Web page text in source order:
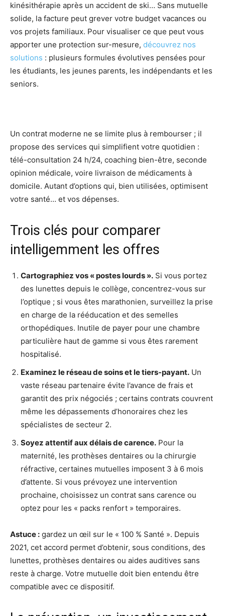
kinésithérapie après un accident de ski… Sans mutuelle
solide, la facture peut grever votre budget vacances ou
vos projets familiaux. Pour visualiser ce que peut vous
apporter une protection sur-mesure, découvrez nos
solutions : plusieurs formules évolutives pensées pour
les étudiants, les jeunes parents, les indépendants et les
seniors.
Un contrat moderne ne se limite plus à rembourser ; il
propose des services qui simplifient votre quotidien :
télé-consultation 24 h/24, coaching bien-être, seconde
opinion médicale, voire livraison de médicaments à
domicile. Autant d’options qui, bien utilisées, optimisent
votre santé… et vos dépenses.
Trois clés pour comparer
intelligemment les offres
Cartographiez vos « postes lourds ». Si vous portez
des lunettes depuis le collège, concentrez-vous sur
l’optique ; si vous êtes marathonien, surveillez la prise
en charge de la rééducation et des semelles
orthopédiques. Inutile de payer pour une chambre
particulière haut de gamme si vous êtes rarement
hospitalisé.
Examinez le réseau de soins et le tiers-payant. Un
vaste réseau partenaire évite l’avance de frais et
garantit des prix négociés ; certains contrats couvrent
même les dépassements d’honoraires chez les
spécialistes de secteur 2.
Soyez attentif aux délais de carence. Pour la
maternité, les prothèses dentaires ou la chirurgie
réfractive, certaines mutuelles imposent 3 à 6 mois
d’attente. Si vous prévoyez une intervention
prochaine, choisissez un contrat sans carence ou
optez pour les « packs renfort » temporaires.
Astuce : gardez un œil sur le « 100 % Santé ». Depuis
2021, cet accord permet d’obtenir, sous conditions, des
lunettes, prothèses dentaires ou aides auditives sans
reste à charge. Votre mutuelle doit bien entendu être
compatible avec ce dispositif.